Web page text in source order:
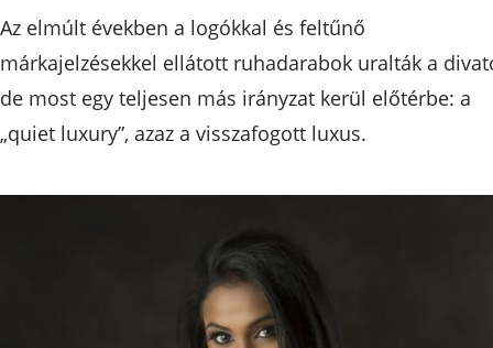
Az elmúlt években a logókkal és feltűnő
márkajelzésekkel ellátott ruhadarabok uralták a
de most egy teljesen más irányzat kerül előtérbe: a
„quiet luxury”, azaz a visszafogott luxus.